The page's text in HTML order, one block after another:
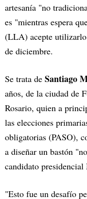
artesanía "no
es "mientras espera
(LLA) acepte
de diciembre.
Se trata de Santiago
años, de la ciudad de
Rosario, quien a
las elecciones
obligatorias (PASO),
a diseñar un bastón
candidato
"Esto fue un desafío